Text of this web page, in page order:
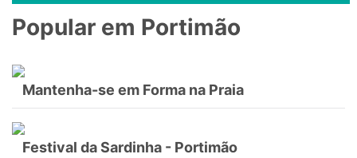
Popular em Portimão
Mantenha-se em Forma na Praia
Festival da Sardinha - Portimão